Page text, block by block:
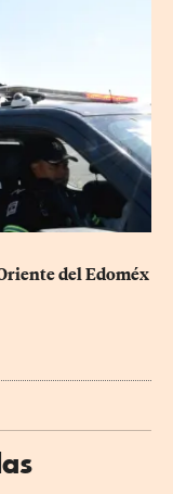
del Edoméx